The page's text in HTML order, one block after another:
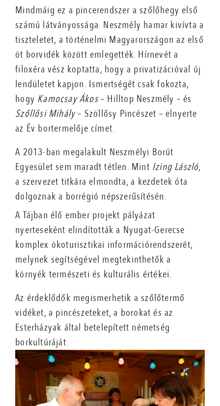
Mindmáig ez a pincerendszer a szőlőhegy első
számú látványossága. Neszmély hamar kivívta a
tiszteletet, a történelmi Magyarországon az első
öt borvidék között emlegették. Hírnevét a
filoxéra vész koptatta, hogy a privatizációval új
lendületet kapjon. Ismertségét csak fokozta,
hogy Kamocsay Ákos– Hilltop Neszmély – és
Szőllősi Mihály– Szöllősy Pincészet – elnyerte
az Év bortermelője címet.
A 2013-ban megalakult Neszmélyi Borút
Egyesület sem maradt tétlen. Mint Izing László,
a szervezet titkára elmondta, a kezdetek óta
dolgoznak a borrégió népszerűsítésén.
A Tájban élő ember projekt pályázat
nyerteseként elindították a Nyugat-Gerecse
komplex ökoturisztikai információrendszerét,
melynek segítségével megtekinthetők a
környék természeti és kulturális értékei.
Az érdeklődők megismerhetik a szőlőtermő
vidéket, a pincészeteket, a borokat és az
Esterházyak által betelepített németség
borkultúráját.